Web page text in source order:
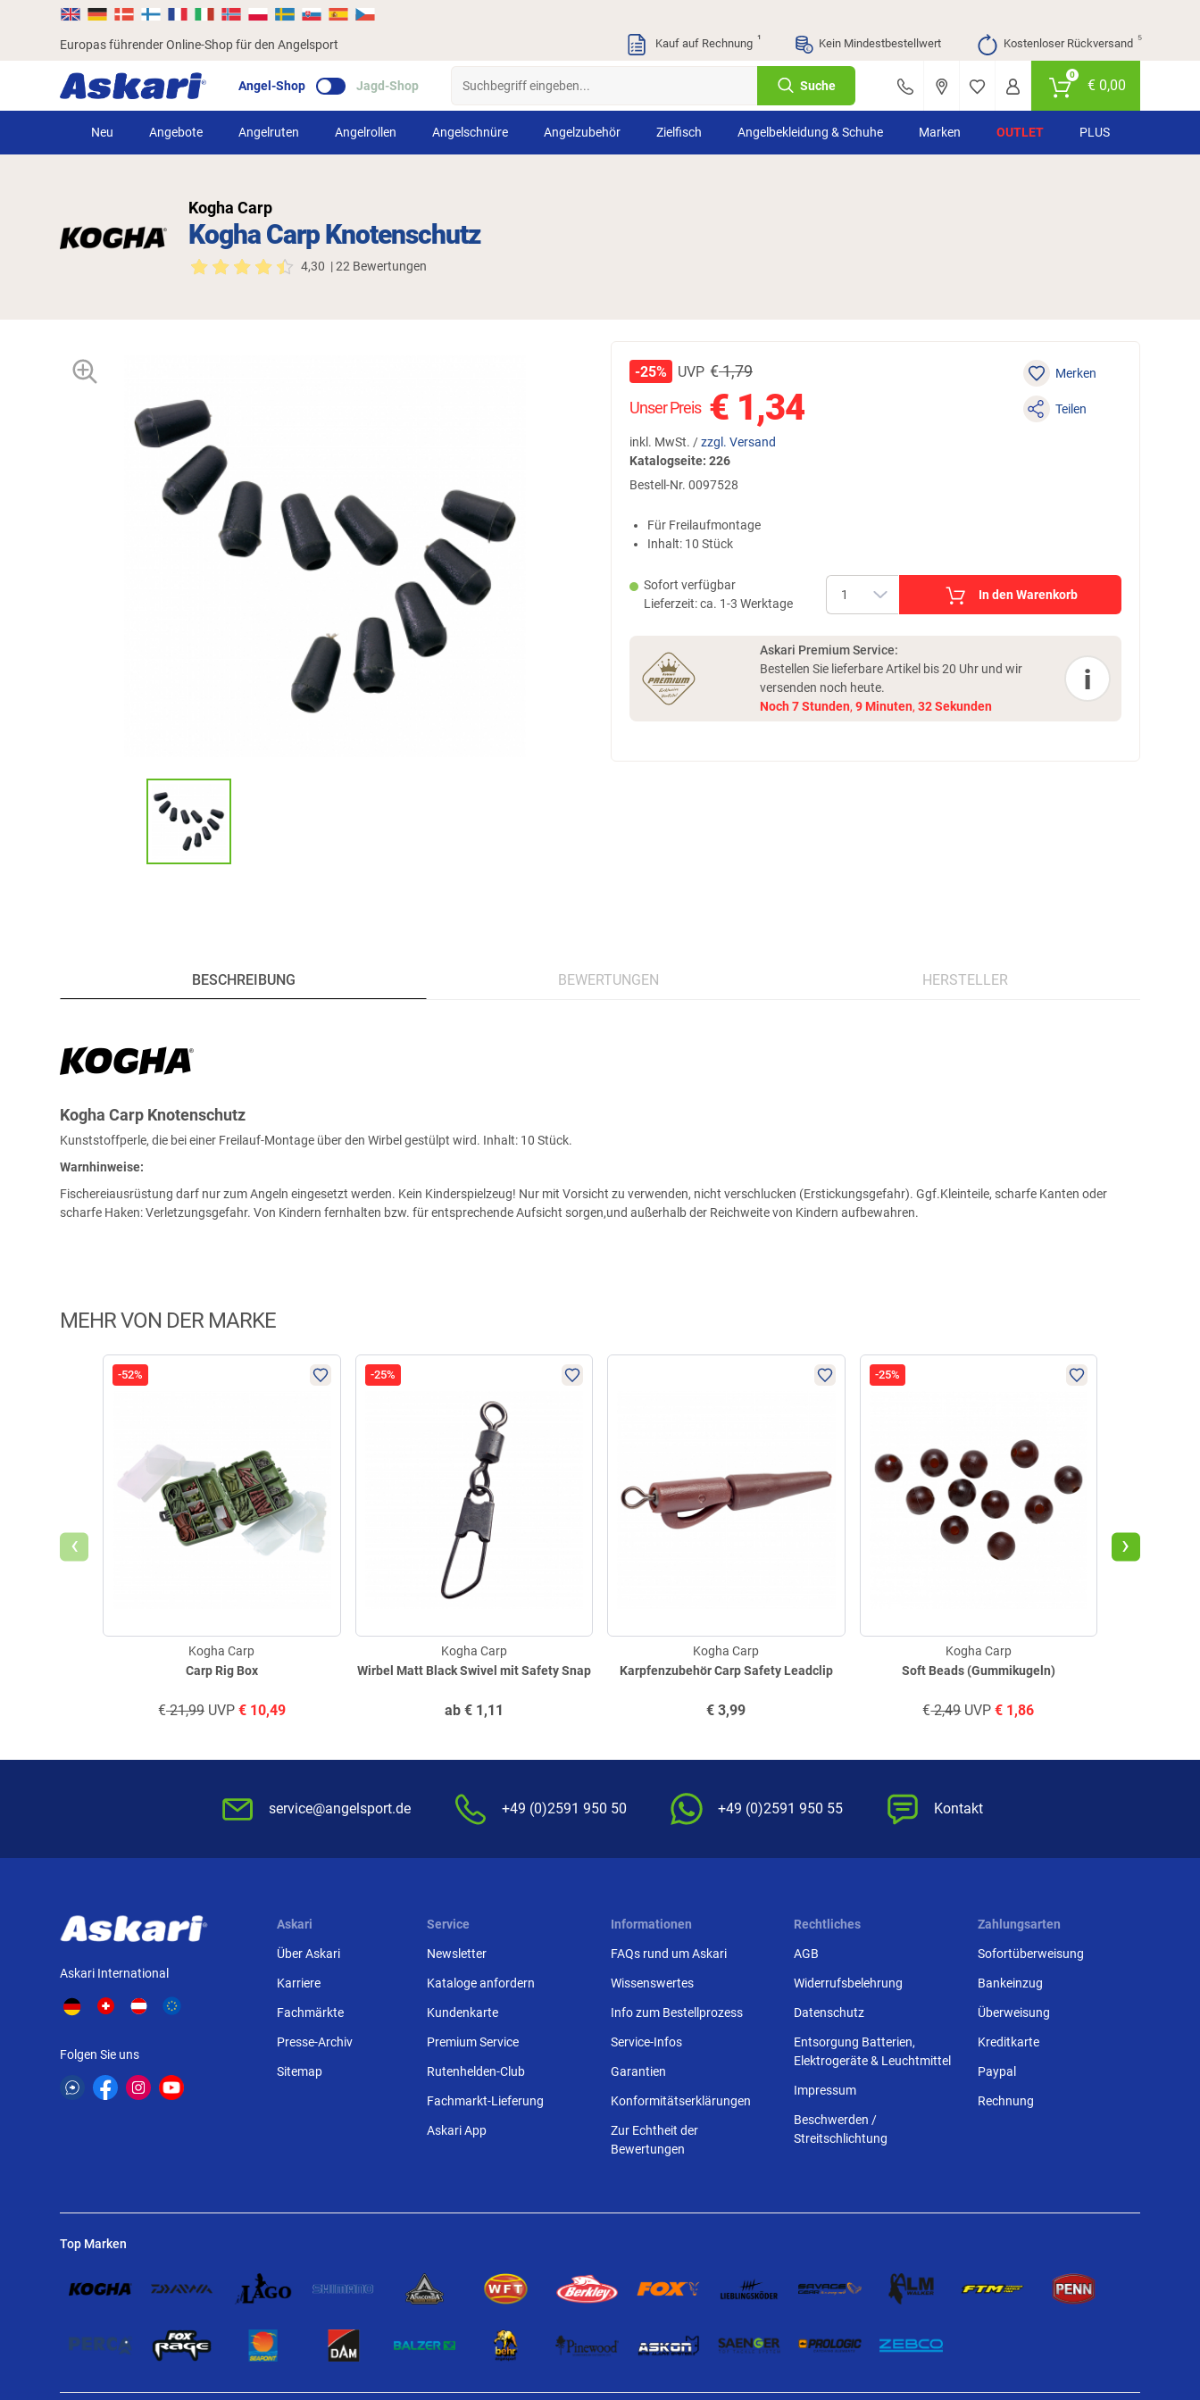
Europas führender Online-Shop für den Angelsport Kauf auf Rechnung ¹ Kein Mindestbestellwert Kostenloser Rückversand ⁵
Angel-Shop Jagd-Shop Suche
0
€0,00
Neu Angebote Angelruten Angelrollen Angelschnüre Angelzubehör Zielfisch Angelbekleidung & Schuhe Marken OUTLET PLUS
Kogha Carp Knotenschutz
Kogha Carp
4,30 | 22 Bewertungen
Unser Preis € 1,34
inkl. MwSt. /zzgl. Versand
-25% UVP €1,79
Katalogseite: 226
Bestell-Nr. 0097528
Merken
Teilen
Für Freilaufmontage
Inhalt: 10 Stück
Sofort verfügbar
Lieferzeit: ca. 1-3 Werktage
In den Warenkorb
Askari Premium Service:
Bestellen Sie lieferbare Artikel bis 20 Uhr und wir
versenden noch heute.
Noch 7Stunden, 9 Minuten, 32Sekunden
i
BESCHREIBUNG BEWERTUNGEN HERSTELLER
Kogha Carp Knotenschutz
Kunststoffperle, die bei einer Freilauf-Montage über den Wirbel gestülpt wird. Inhalt: 10 Stück.
Warnhinweise:
Fischereiausrüstung darf nur zum Angeln eingesetzt werden. Kein Kinderspielzeug! Nur mit Vorsicht zu verwenden, nicht verschlucken (Erstickungsgefahr). Ggf.Kleinteile, scharfe Kanten oder
scharfe Haken: Verletzungsgefahr. Von Kindern fernhalten bzw. für entsprechende Aufsicht sorgen,und außerhalb der Reichweite von Kindern aufbewahren.
MEHR VON DER MARKE
-52%
Carp Rig Box
Kogha Carp
€21,99UVP €10,49
-25%
Wirbel Matt Black Swivel mit Safety Snap
Kogha Carp
ab €1,11
Karpfenzubehör Carp Safety Leadclip
Kogha Carp
€ 3,99
-25%
Soft Beads (Gummikugeln)
Kogha Carp
€2,49UVP € 1,86
‹ ›
service@angelsport.de +49 (0)2591 950 50 +49 (0)2591 950 55 Kontakt
Askari International
Folgen Sie uns
Askari
Über Askari
Karriere
Fachmärkte
Presse-Archiv
Sitemap
Service
Newsletter
Kataloge anfordern
Kundenkarte
Premium Service
Rutenhelden-Club
Fachmarkt-Lieferung
Askari App
Informationen
FAQs rund um Askari
Wissenswertes
Info zum Bestellprozess
Service-Infos
Garantien
Konformitätserklärungen
Zur Echtheit der
Bewertungen
Rechtliches
AGB
Widerrufsbelehrung
Datenschutz
Entsorgung Batterien,
Elektrogeräte & Leuchtmittel
Impressum
Beschwerden /
Streitschlichtung
Zahlungsarten
Sofortüberweisung
Bankeinzug
Überweisung
Kreditkarte
Paypal
Rechnung
Top Marken